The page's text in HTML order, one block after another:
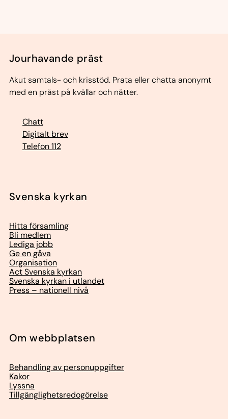
Jourhavande präst
Akut samtals- och krisstöd. Prata eller chatta anonymt
med en präst på kvällar och nätter.
Chatt
Digitalt brev
Telefon 112
Svenska kyrkan
Hitta församling
Bli medlem
Lediga jobb
Ge en gåva
Organisation
Act Svenska kyrkan
Svenska kyrkan i utlandet
Press – nationell nivå
Om webbplatsen
Behandling av personuppgifter
Kakor
Lyssna
Tillgänglighetsredogörelse